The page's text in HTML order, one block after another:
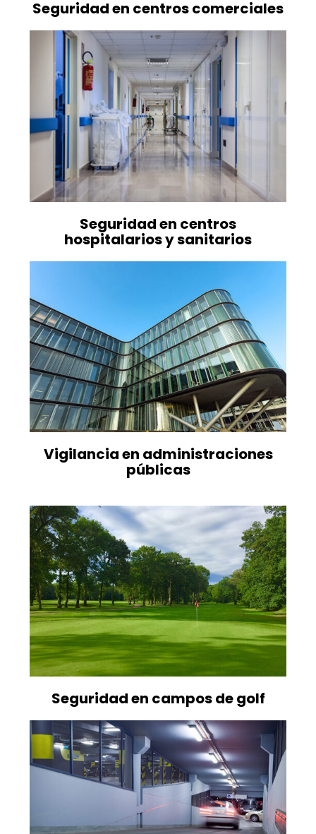
Seguridad en centros comerciales
Seguridad en centros
hospitalarios y sanitarios
Vigilancia en administraciones
públicas
Seguridad en campos de golf